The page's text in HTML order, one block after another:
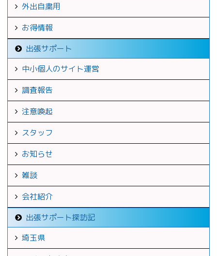
外出自粛用
お得情報
出張サポート
中小個人のサイト運営
調査報告
注意喚起
スタッフ
お知らせ
雑談
会社紹介
出張サポート探訪記
埼玉県